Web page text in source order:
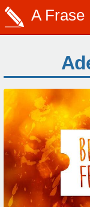
A Frase